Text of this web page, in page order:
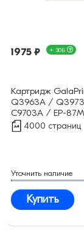
1975 ₽ + 30Б
Картридж
Q3963A /
C9703A / EP-
совместимый
4000 страниц
Уточнить наличие
Купить